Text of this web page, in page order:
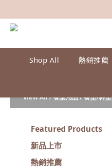
Shop All 熱銷推薦
View All/餐桌用品/餐墊/杯墊
Featured Products
新品上市
熱銷推薦